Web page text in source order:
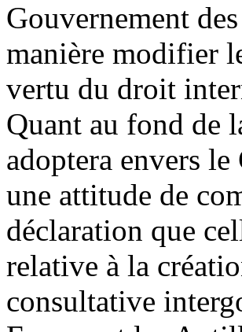
Gouvernement
manière modifier
vertu du droit
Quant au fond de
adoptera envers
une attitude de
déclaration que
relative à la
consultative